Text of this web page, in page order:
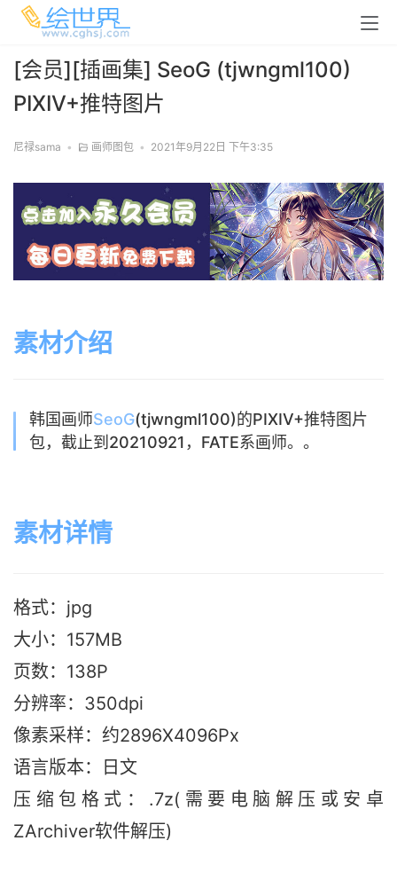
[会员][插画集] SeoG (tjwngml100)
PIXIV+推特图片
尼禄sama • 画师图包 • 2021年9月22日 下午3:35
素材介绍
韩国画师SeoG(tjwngml100)的PIXIV+推特图片
包，截止到20210921，FATE系画师。。
素材详情
格式：jpg
大小：157MB
页数：138P
分辨率：350dpi
像素采样：约2896X4096Px
语言版本：日文
压缩包格式：.7z(需要电脑解压或安卓
ZArchiver软件解压)